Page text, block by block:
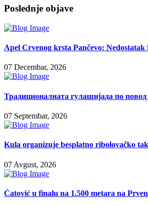
Poslednje objave
Apel Crvenog krsta Pančevo:
07 Decembar, 2026
Традиционалната гулашијада по
07 Septembar, 2026
Kula organizuje besplatno ribolovačko
07 Avgust, 2026
Ćatović u finalu na 1.500 metara na